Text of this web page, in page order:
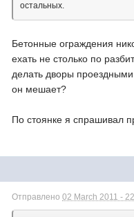
остальных.
Бетонные ограждения
ехать не столько по
делать дворы
он мешает?
По стоянке я спрашивал
Отправлено02 March 2011 -